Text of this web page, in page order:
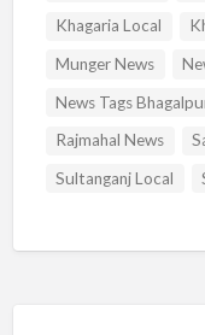
Khagaria Local
Munger News
News Tags
Rajmahal News
Sultanganj Local